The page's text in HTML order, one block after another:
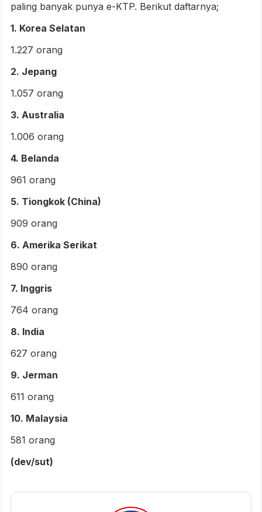
paling banyak punya e-KTP. Berikut daftarnya;
1. Korea Selatan
1.227 orang
2. Jepang
1.057 orang
3. Australia
1.006 orang
4. Belanda
961 orang
5. Tiongkok (China)
909 orang
6. Amerika Serikat
890 orang
7. Inggris
764 orang
8. India
627 orang
9. Jerman
611 orang
10. Malaysia
581 orang
(dev/sut)